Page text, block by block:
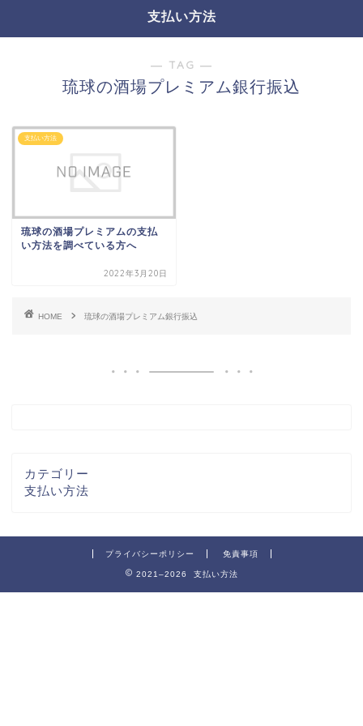
支払い方法
― TAG ―
琉球の酒場プレミアム銀行振込
支払い方法
琉球の酒場プレミアムの支払
い方法を調べている方へ
2022年3月20日
HOME 琉球の酒場プレミアム銀行振込
カテゴリー
支払い方法
プライバシーポリシー 免責事項
2021–2026 支払い方法